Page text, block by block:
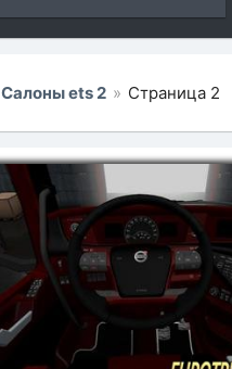
Салоны ets 2 » Страница 2